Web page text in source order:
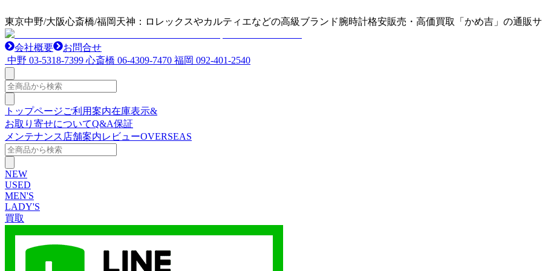
東京中野/大阪心斎橋/福岡天神：ロレックスやカルティエなどの高級ブランド腕時計格安販売・高価買取「かめ吉」の通販
会社概要
お問合せ
中野 03-5318-7399 心斎橋 06-4309-7470 福岡 092-401-2540
トップページご利用案内在庫表示&
お取り寄せについてQ&A保証
メンテナンス 店舗案内レビューOVERSEAS
NEW
USED
MEN'S
LADY'S
買取